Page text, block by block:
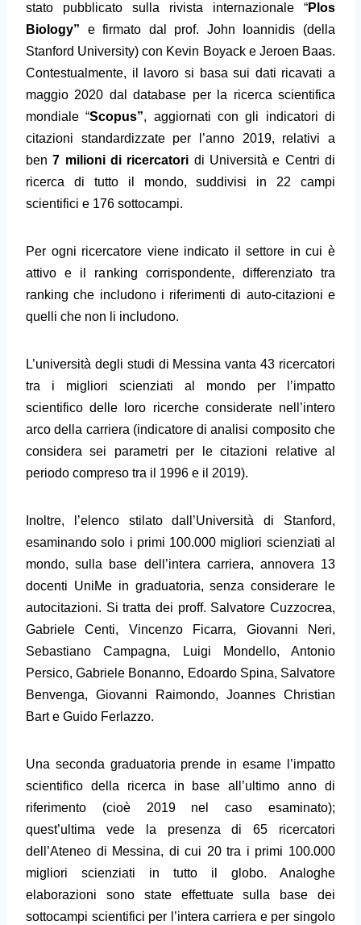
stato pubblicato sulla rivista internazionale “Plos
Biology”
e firmato dal prof.
John Ioannidis (della
Stanford University) con Kevin Boyack e Jeroen Baas.
Contestualmente, il lavoro si basa sui dati ricavati a
maggio 2020 dal database per la ricerca scientifica
mondiale “Scopus”, aggiornati con gli indicatori di
citazioni standardizzate per l’anno 2019, relativi a
ben 7 milioni di ricercatori di Università e Centri di
ricerca di tutto il mondo, suddivisi in 22 campi
scientifici e 176 sottocampi.
Per ogni ricercatore viene indicato il settore in cui è
attivo e il ranking corrispondente, differenziato tra
ranking che includono i riferimenti di auto-citazioni e
quelli che non li includono.
L’università degli studi di Messina vanta 43 ricercatori
tra i migliori scienziati al mondo per l’impatto
scientifico delle loro ricerche considerate nell’intero
arco della carriera (indicatore di analisi composito che
considera sei parametri per le citazioni relative al
periodo compreso tra il 1996 e il 2019).
Inoltre, l’elenco stilato dall’Università di Stanford,
esaminando solo i primi 100.000 migliori scienziati al
mondo, sulla base dell’intera carriera, annovera 13
docenti UniMe in graduatoria, senza considerare le
autocitazioni. Si tratta dei proff. Salvatore Cuzzocrea,
Gabriele Centi, Vincenzo Ficarra, Giovanni Neri,
Sebastiano Campagna, Luigi Mondello, Antonio
Persico, Gabriele Bonanno, Edoardo Spina, Salvatore
Benvenga, Giovanni Raimondo, Joannes Christian
Bart e Guido Ferlazzo.
Una seconda graduatoria prende in esame l’impatto
scientifico della ricerca in base all’ultimo anno di
riferimento (cioè 2019 nel caso esaminato);
quest’ultima vede la presenza di 65 ricercatori
dell’Ateneo di Messina, di cui 20 tra i primi 100.000
migliori scienziati in tutto il globo. Analoghe
elaborazioni sono state effettuate sulla base dei
sottocampi scientifici per l’intera carriera e per singolo